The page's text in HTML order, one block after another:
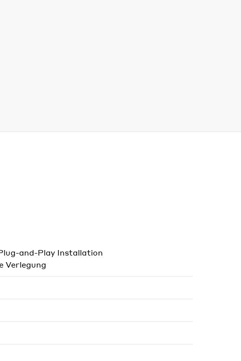
and-Play Installation
Verlegung